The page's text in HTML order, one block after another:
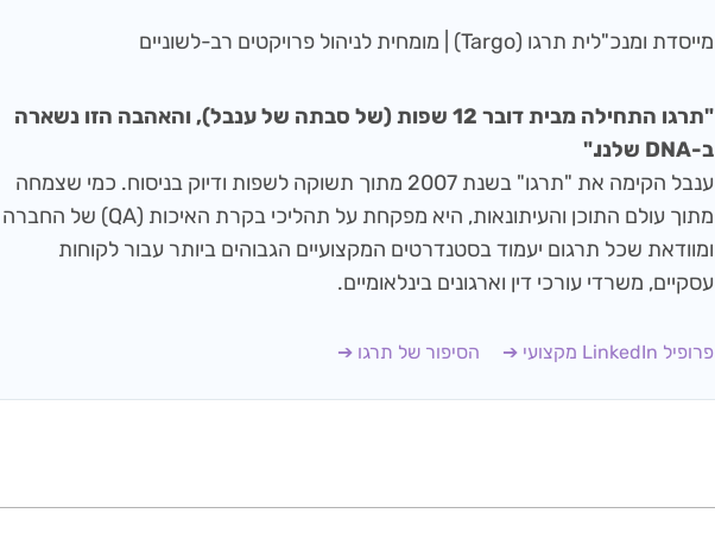
מייסדת ומנכ"לית תרגו (Targo) | מומחית לניהול פרויקטים רב-לשוניים
"תרגו התחילה מבית דובר 12 שפות (של סבתה של ענבל), והאהבה הזו נשארה
ב-DNA שלנו."
ענבל הקימה את "תרגו" בשנת 2007 מתוך תשוקה לשפות ודיוק בניסוח. כמי שצמחה
מתוך עולם התוכן והעיתונאות, היא מפקחת על תהליכי בקרת האיכות (QA) של החברה
ומוודאת שכל תרגום יעמוד בסטנדרטים המקצועיים הגבוהים ביותר עבור לקוחות
עסקיים, משרדי עורכי דין וארגונים בינלאומיים.
פרופיל LinkedIn מקצועי ➔ הסיפור של תרגו ➔